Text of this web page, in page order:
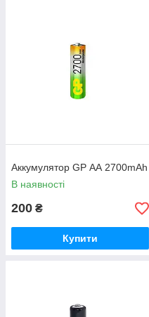
Аккумулятор GP АА 2700mAh
В наявності
200 ₴
Купити